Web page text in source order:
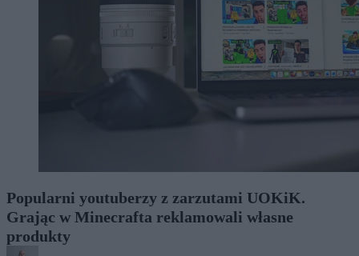
Popularni youtuberzy z zarzutami UOKiK.
Grając w Minecrafta reklamowali własne
produkty